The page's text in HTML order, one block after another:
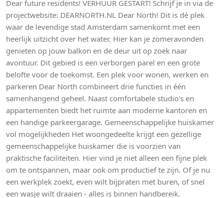
Dear future residents! VERHUUR GESTART! Schrijf je in via de
projectwebsite: DEARNORTH.NL Dear North! Dit is dé plek
waar de levendige stad Amsterdam samenkomt met een
heerlijk uitzicht over het water. Hier kan je zomeravonden
genieten op jouw balkon en de deur uit op zoek naar
avontuur. Dit gebied is een verborgen parel en een grote
belofte voor de toekomst. Een plek voor wonen, werken en
parkeren Dear North combineert drie functies in één
samenhangend geheel. Naast comfortabele studio's en
appartementen biedt het ruimte aan moderne kantoren en
een handige parkeergarage. Gemeenschappelijke huiskamer
vol mogelijkheden Het woongedeelte krijgt een gezellige
gemeenschappelijke huiskamer die is voorzien van
praktische faciliteiten. Hier vind je niet alleen een fijne plek
om te ontspannen, maar ook om productief te zijn. Of je nu
een werkplek zoekt, even wilt bijpraten met buren, of snel
een wasje wilt draaien - alles is binnen handbereik.